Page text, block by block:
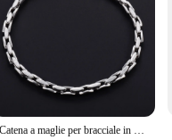
Catena a maglie per bracciale in acciaio inossidabile da 4.2mm per donna uomo Punk Rock Boy Chunky Metal Jewelry Wristband cavigliere catena a mano alla caviglia